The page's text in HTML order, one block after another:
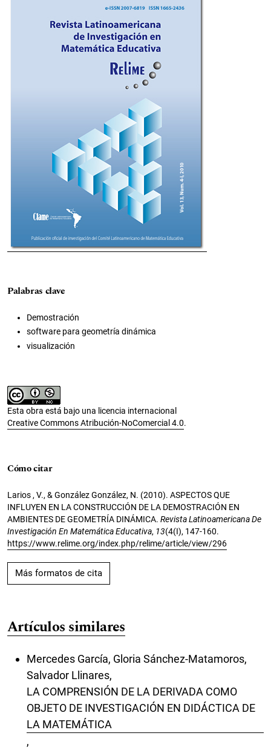
Palabras clave
Demostración
software para geometría dinámica
visualización
Esta obra está bajo una licencia internacional
Creative Commons Atribución-NoComercial 4.0.
Cómo citar
Larios , V., & González González, N. (2010). ASPECTOS QUE
INFLUYEN EN LA CONSTRUCCIÓN DE LA DEMOSTRACIÓN EN
AMBIENTES DE GEOMETRÍA DINÁMICA. Revista Latinoamericana De
Investigación En Matemática Educativa, 13(4(I), 147-160.
https://www.relime.org/index.php/relime/article/view/296
Más formatos de cita
Artículos similares
Mercedes García, Gloria Sánchez-Matamoros,
Salvador Llinares,
LA COMPRENSIÓN DE LA DERIVADA COMO
OBJETO DE INVESTIGACIÓN EN DIDÁCTICA DE
LA MATEMÁTICA
,